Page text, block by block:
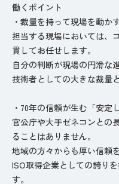
働くポイント
・裁量を持って現場を動か
担当する現場においては、
貫してお任せします。
自分の判断が現場の円滑な
技術者としての大きな裁量
・70年の信頼が生む「安定
官公庁や大手ゼネコンとの
ることはありません。
地域の方々からも厚い信頼
ISO取得企業としての誇り
す。